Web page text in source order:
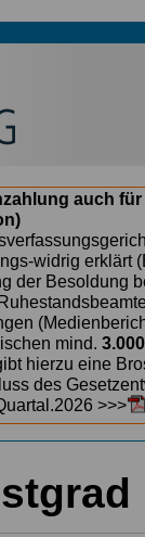
auch
widrig erklärt
der Besoldung
mind.
hierzu eine
des
>>>